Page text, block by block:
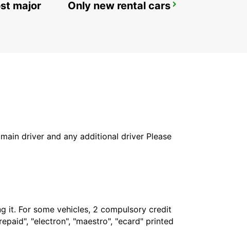
POMBAL
major
Only new rental cars
driver and any additional driver Please
it. For some vehicles, 2 compulsory credit
"electron", "maestro", "ecard" printed